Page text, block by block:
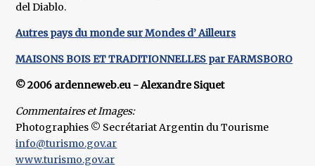
del Diablo.
Autres pays du monde sur Mondes d’ Ailleurs
MAISONS BOIS ET TRADITIONNELLES par FARMSBORO
© 2006 ardenneweb.eu - Alexandre Siquet
Commentaires et Images:
Photographies © Secrétariat Argentin du Tourisme
info@turismo.gov.ar
www.turismo.gov.ar